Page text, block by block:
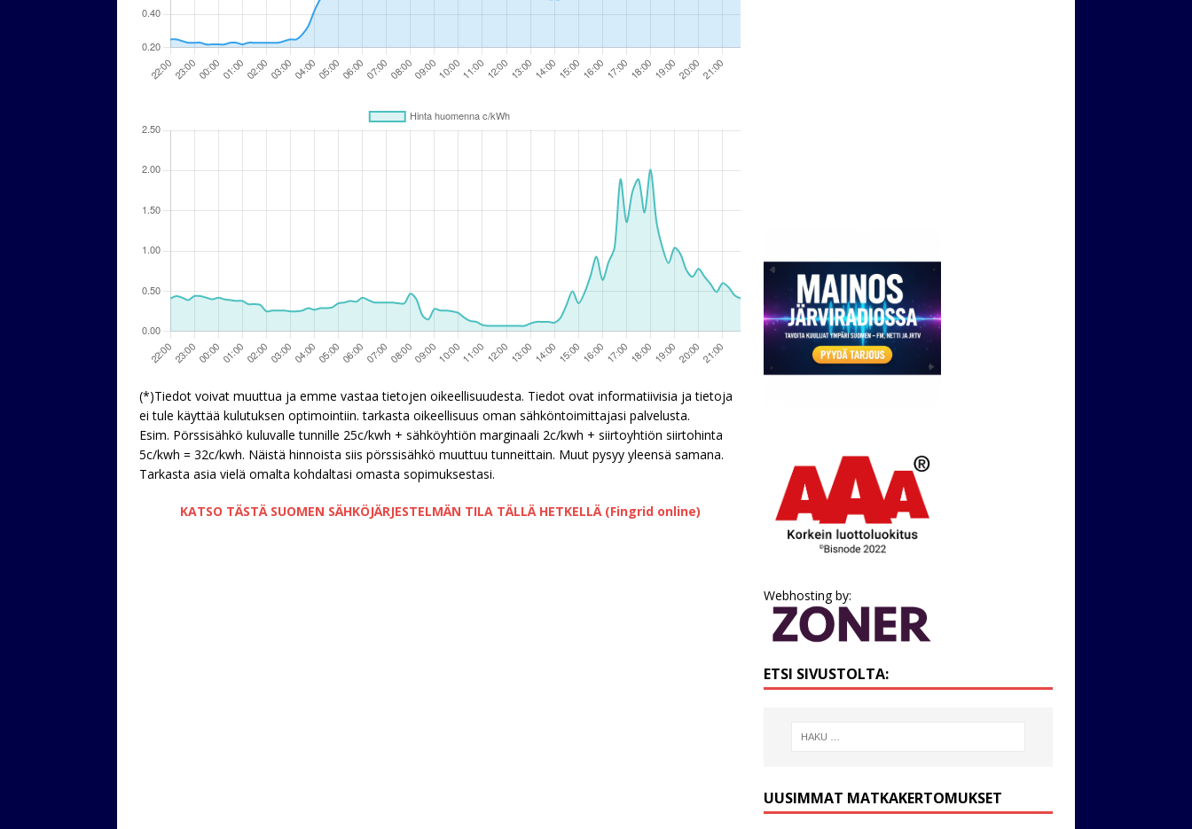
(*)Tiedot voivat muuttua ja emme vastaa tietojen oikeellisuudesta. Tiedot ovat informatiivisia ja tietoja
ei tule käyttää kulutuksen optimointiin. tarkasta oikeellisuus oman sähköntoimittajasi palvelusta.
Esim. Pörssisähkö kuluvalle tunnille 25c/kwh + sähköyhtiön marginaali 2c/kwh + siirtoyhtiön siirtohinta
5c/kwh = 32c/kwh. Näistä hinnoista siis pörssisähkö muuttuu tunneittain. Muut pysyy yleensä samana.
Tarkasta asia vielä omalta kohdaltasi omasta sopimuksestasi.
KATSO TÄSTÄ SUOMEN SÄHKÖJÄRJESTELMÄN TILA TÄLLÄ HETKELLÄ (Fingrid online)
Webhosting by:
ETSI SIVUSTOLTA:
UUSIMMAT MATKAKERTOMUKSET